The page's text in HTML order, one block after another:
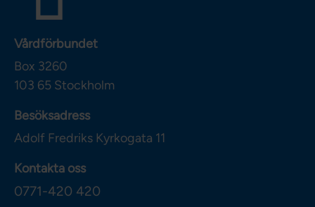
Vårdförbundet
Box 3260
103 65 Stockholm
Besöksadress
Adolf Fredriks Kyrkogata 11
Kontakta oss
0771-420 420